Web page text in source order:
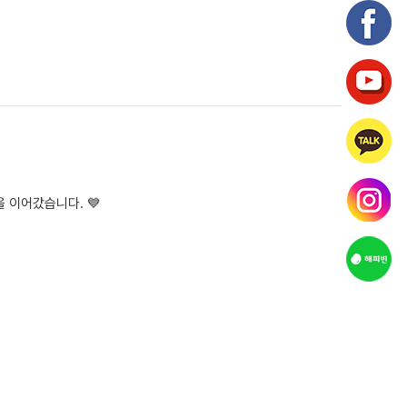
이어갔습니다. 💙